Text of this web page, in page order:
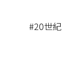
#20世紀